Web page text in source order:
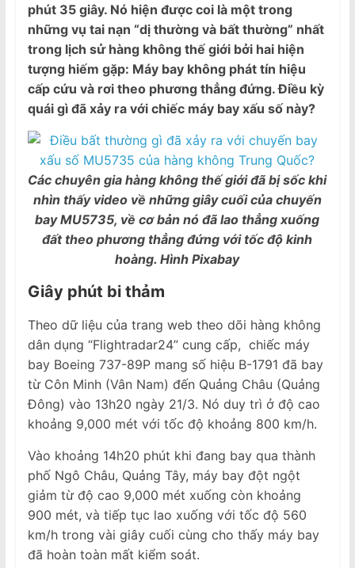
phút 35 giây. Nó hiện được coi là một trong
những vụ tai nạn “dị thường và bất thường” nhất
trong lịch sử hàng không thế giới bởi hai hiện
tượng hiếm gặp: Máy bay không phát tín hiệu
cấp cứu và rơi theo phương thẳng đứng. Điều kỳ
quái gì đã xảy ra với chiếc máy bay xấu số này?
Các chuyên gia hàng không thế giới đã bị sốc khi
nhìn thấy video về những giây cuối của chuyến
bay MU5735, về cơ bản nó đã lao thẳng xuống
đất theo phương thẳng đứng với tốc độ kinh
hoàng. Hình Pixabay
Giây phút bi thảm
Theo dữ liệu của trang web theo dõi hàng không
dân dụng “Flightradar24” cung cấp, chiếc máy
bay Boeing 737-89P mang số hiệu B-1791 đã bay
từ Côn Minh (Vân Nam) đến Quảng Châu (Quảng
Đông) vào 13h20 ngày 21/3. Nó duy trì ở độ cao
khoảng 9,000 mét với tốc độ khoảng 800 km/h.
Vào khoảng 14h20 phút khi đang bay qua thành
phố Ngô Châu, Quảng Tây, máy bay đột ngột
giảm từ độ cao 9,000 mét xuống còn khoảng
900 mét, và tiếp tục lao xuống với tốc độ 560
km/h trong vài giây cuối cùng cho thấy máy bay
đã hoàn toàn mất kiểm soát.